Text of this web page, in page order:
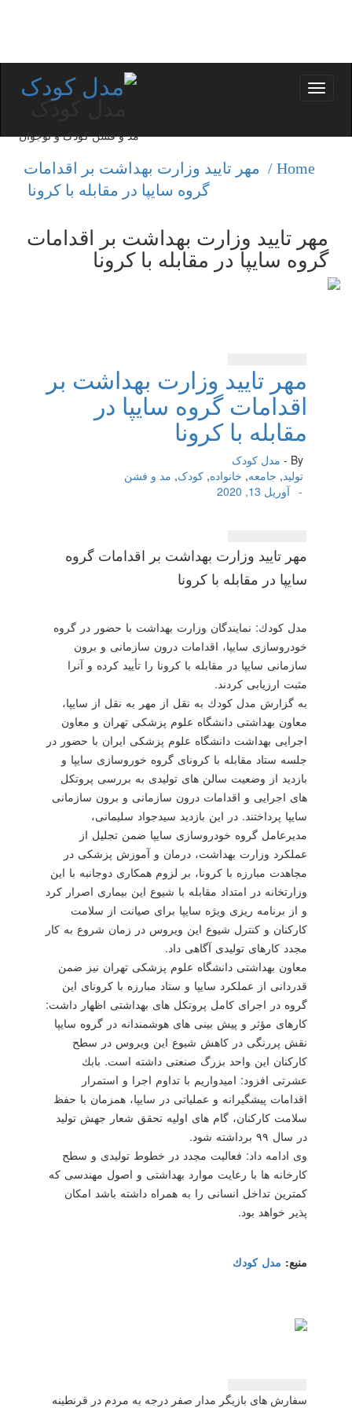
Toggle
مدل کودک
مد و فشن کودک و نوجوان
Home /
مهر تایید وزارت بهداشت بر اقدامات
گروه سایپا در مقابله با كرونا
مهر تایید وزارت بهداشت بر اقدامات
گروه سایپا در مقابله با كرونا
مهر تایید وزارت بهداشت بر
اقدامات گروه سایپا در
مقابله با كرونا
By -
مدل کودک
تولید, جامعه, خانواده, کودک, مد و فشن
آوریل 13, 2020 -
مهر تایید وزارت بهداشت بر اقدامات گروه
سایپا در مقابله با كرونا
مدل كودك: نمایندگان وزارت بهداشت با حضور در گروه
خودروسازی سایپا، اقدامات درون سازمانی و برون
سازمانی سایپا در مقابله با كرونا را تأیید كرده و آنرا
مثبت ارزیابی كردند.
به گزارش مدل كودك به نقل از مهر به نقل از سایپا،
معاون بهداشتی دانشگاه علوم پزشكی تهران و معاون
اجرایی بهداشت دانشگاه علوم پزشكی ایران با حضور در
جلسه ستاد مقابله با كرونای گروه خوروسازی سایپا و
بازدید از وضعیت سالن های تولیدی به بررسی پروتكل
های اجرایی و اقدامات درون سازمانی و برون سازمانی
سایپا پرداختند. در این بازدید سیدجواد سلیمانی،
مدیرعامل گروه خودروسازی سایپا ضمن تجلیل از
عملكرد وزارت بهداشت، درمان و آموزش پزشكی در
مجاهدت مبارزه با كرونا، بر لزوم همكاری دوجانبه با این
وزارتخانه در امتداد مقابله با شیوع این بیماری اصرار كرد
و از برنامه ریزی ویژه سایپا برای صیانت از سلامت
كاركنان و كنترل شیوع این ویروس در زمان شروع به كار
مجدد كارهای تولیدی آگاهی داد.
معاون بهداشتی دانشگاه علوم پزشكی تهران نیز ضمن
قدردانی از عملكرد سایپا و ستاد مبارزه با كرونای این
گروه در اجرای كامل پروتكل های بهداشتی اظهار داشت:
كارهای مؤثر و پیش بینی های هوشمندانه در گروه سایپا
نقش پررنگی در كاهش شیوع این ویروس در سطح
كاركنان این واحد بزرگ صنعتی داشته است. بابك
عشرتی افزود: امیدواریم با تداوم اجرا و استمرار
اقدامات پیشگیرانه و عملیاتی در سایپا، همزمان با حفظ
سلامت كاركنان، گام های اولیه تحقق شعار جهش تولید
در سال ۹۹ برداشته شود.
وی ادامه داد: فعالیت مجدد در خطوط تولیدی و سطح
كارخانه ها با رعایت موارد بهداشتی و اصول مهندسی كه
كمترین تداخل انسانی را به همراه داشته باشد امكان
پذیر خواهد بود.
منبع: مدل كودك
راهبری
سفارش های بازیگر مدار صفر درجه به مردم در قرنطینه